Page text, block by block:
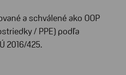
a schválené ako OOP
/ PPE) podľa
2016/425.